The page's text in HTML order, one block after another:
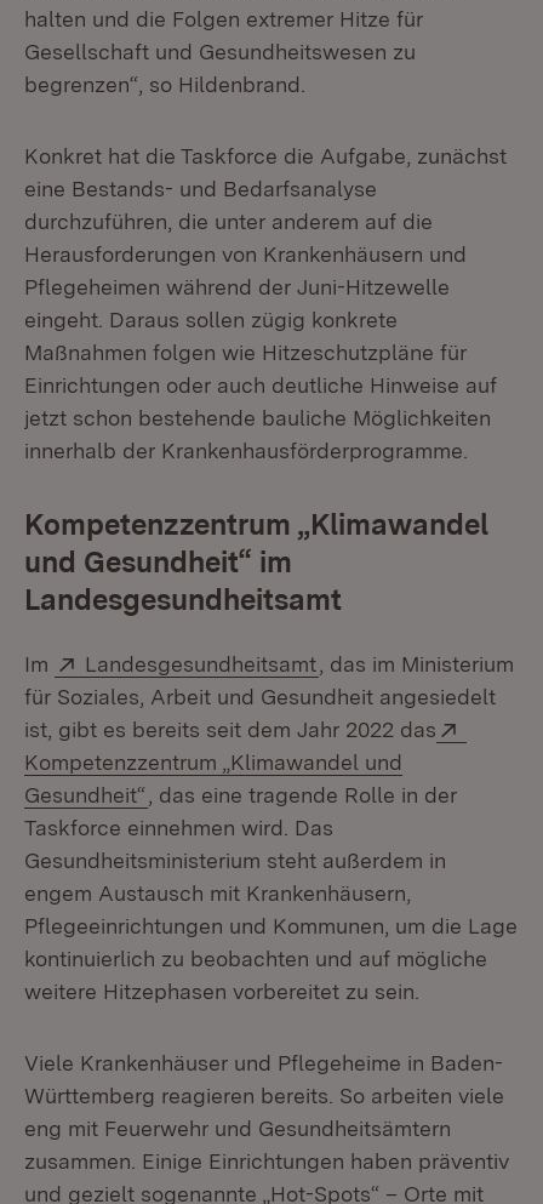
halten und die Folgen extremer Hitze für
Gesellschaft und Gesundheitswesen zu
begrenzen“, so Hildenbrand.
Konkret hat die Taskforce die Aufgabe, zunächst
eine Bestands- und Bedarfsanalyse
durchzuführen, die unter anderem auf die
Herausforderungen von Krankenhäusern und
Pflegeheimen während der Juni-Hitzewelle
eingeht. Daraus sollen zügig konkrete
Maßnahmen folgen wie Hitzeschutzpläne für
Einrichtungen oder auch deutliche Hinweise auf
jetzt schon bestehende bauliche Möglichkeiten
innerhalb der Krankenhausförderprogramme.
Kompetenzzentrum „Klimawandel
und Gesundheit“ im
Landesgesundheitsamt
Im Extern:
Landesgesundheitsamt (Öffnet in neuem
, das im Ministerium
für Soziales, Arbeit und Gesundheit angesiedelt
ist, gibt es bereits seit dem Jahr 2022 das
Kompetenzzentrum „Klimawandel und
Gesundheit“ (Öffnet in neuem Fenster)
, das eine tragende Rolle in der
Taskforce einnehmen wird. Das
Gesundheitsministerium steht außerdem in
engem Austausch mit Krankenhäusern,
Pflegeeinrichtungen und Kommunen, um die Lage
kontinuierlich zu beobachten und auf mögliche
weitere Hitzephasen vorbereitet zu sein.
Viele Krankenhäuser und Pflegeheime in Baden-
Württemberg reagieren bereits. So arbeiten viele
eng mit Feuerwehr und Gesundheitsämtern
zusammen. Einige Einrichtungen haben präventiv
und gezielt sogenannte „Hot-Spots“ – Orte mit